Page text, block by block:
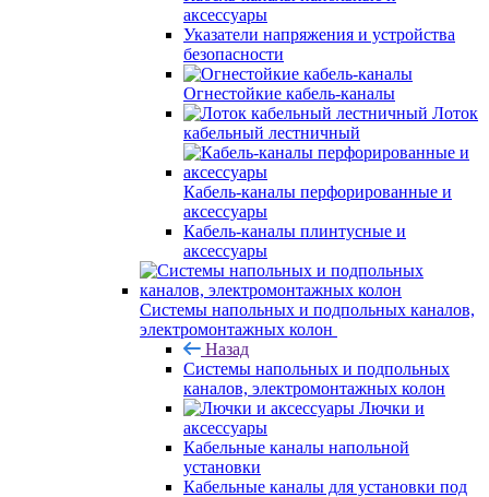
аксессуары
Указатели напряжения и устройства
безопасности
Огнестойкие кабель-каналы
Лоток
кабельный лестничный
Кабель-каналы перфорированные и
аксессуары
Кабель-каналы плинтусные и
аксессуары
Системы напольных и подпольных каналов,
электромонтажных колон
Назад
Системы напольных и подпольных
каналов, электромонтажных колон
Лючки и
аксессуары
Кабельные каналы напольной
установки
Кабельные каналы для установки под